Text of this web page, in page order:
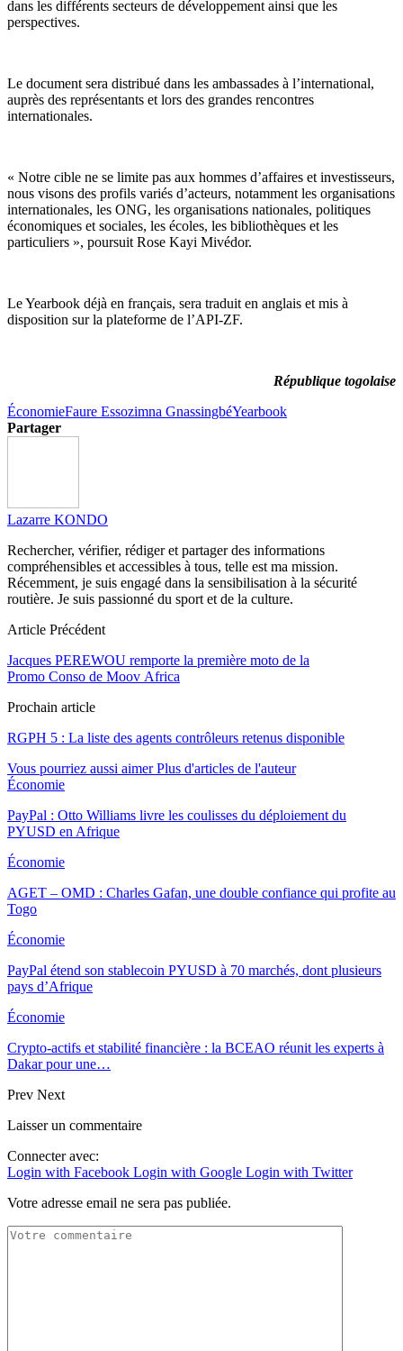
dans les différents secteurs de développement ainsi que les
perspectives.
Le document sera distribué dans les ambassades à l’international,
auprès des représentants et lors des grandes rencontres
internationales.
« Notre cible ne se limite pas aux hommes d’affaires et investisseurs,
nous visons des profils variés d’acteurs, notamment les organisations
internationales, les ONG, les organisations nationales, politiques
économiques et sociales, les écoles, les bibliothèques et les
particuliers », poursuit Rose Kayi Mivédor.
Le Yearbook déjà en français, sera traduit en anglais et mis à
disposition sur la plateforme de l’API-ZF.
République togolaise
ÉconomieFaure Essozimna GnassingbéYearbook
Partager
Lazarre KONDO
Rechercher, vérifier, rédiger et partager des informations
compréhensibles et accessibles à tous, telle est ma mission.
Récemment, je suis engagé dans la sensibilisation à la sécurité
routière. Je suis passionné du sport et de la culture.
Article Précédent
Jacques PEREWOU remporte la première moto de la
Promo Conso de Moov Africa
Prochain article
RGPH 5 : La liste des agents contrôleurs retenus disponible
Vous pourriez aussi aimer Plus d'articles de l'auteur
Économie
PayPal : Otto Williams livre les coulisses du déploiement du
PYUSD en Afrique
Économie
AGET – OMD : Charles Gafan, une double confiance qui profite au
Togo
Économie
PayPal étend son stablecoin PYUSD à 70 marchés, dont plusieurs
pays d’Afrique
Économie
Crypto-actifs et stabilité financière : la BCEAO réunit les experts à
Dakar pour une…
Prev Next
Laisser un commentaire
Connecter avec:
Login with Facebook Login with Google Login with Twitter
Votre adresse email ne sera pas publiée.